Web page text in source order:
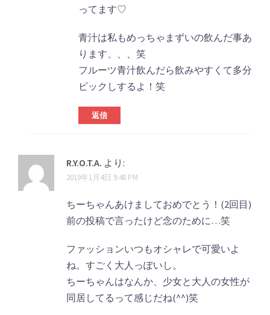
ってます♡
青汁は私もめっちゃまずいの飲んだ事あ
ります、、、笑
フルーツ青汁飲んだら飲みやすくて多分
ビックしするよ！笑
返信
R.Y.O.T.A. より:
2019年1月4日 9:48 PM
ちーちゃんあけましておめでとう！(2回目)
前の投稿で言ったけど念のために…笑
ファッションいつもオシャレで可愛いよ
ね。すごく大人っぽいし。
ちーちゃんはなんか、少女と大人の女性が
同居してるって感じだね(^^)笑